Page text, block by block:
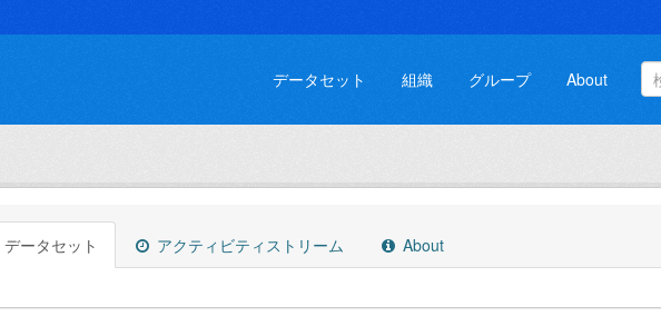
データセット 組織 グループ About
データセット アクティビティストリーム About